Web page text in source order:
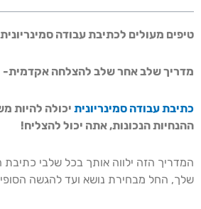
טיפים מעולים לכתיבת עבודה
מדריך שלב אחר שלב להצלחה אקדמית-
כתיבת עבודה סמינריונית יכולה להיות
ההנחיות הנכונות, אתה יכול להצליח!
המדריך הזה ילווה אותך בכל שלבי כתיבת
שלך, החל מבחירת נושא ועד להגשה